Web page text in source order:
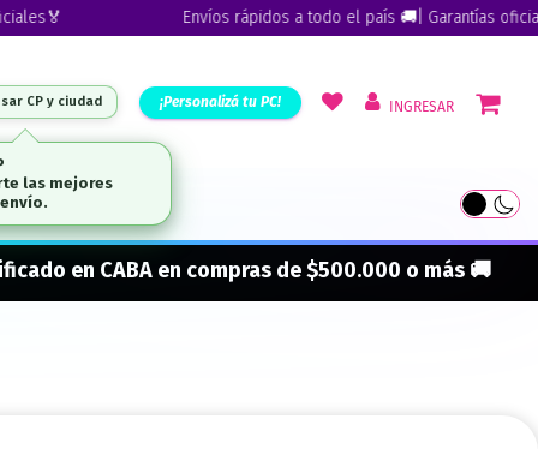
Envíos rápidos a todo el país 🚚| Garantías oficiales🏅
CP y ciudad ¡Personalizá tu PC! INGRESAR
en CABA en compras de $500.000 o más 🚚